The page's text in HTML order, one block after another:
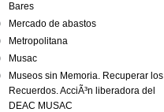
Bares
Mercado de abastos
Metropolitana
Musac
Museos sin Memoria. Recuperar los
Recuerdos. AcciÃ³n liberadora del
DEAC MUSAC